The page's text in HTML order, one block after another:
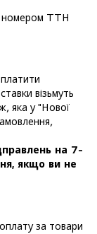
номером ТТН
візьмуть
яка у "Нової
на 7-
якщо ви не
за товари